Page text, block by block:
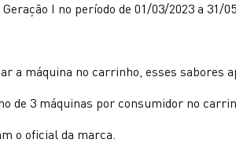
I no período de 01/03/2023 a 31/
a máquina no carrinho, esses
de 3 máquinas por consumidor no
o oficial da marca.
duo power
7º
lightmix
8º
jogo panelas rochedo stone pro
9º
vaporizador pure pop